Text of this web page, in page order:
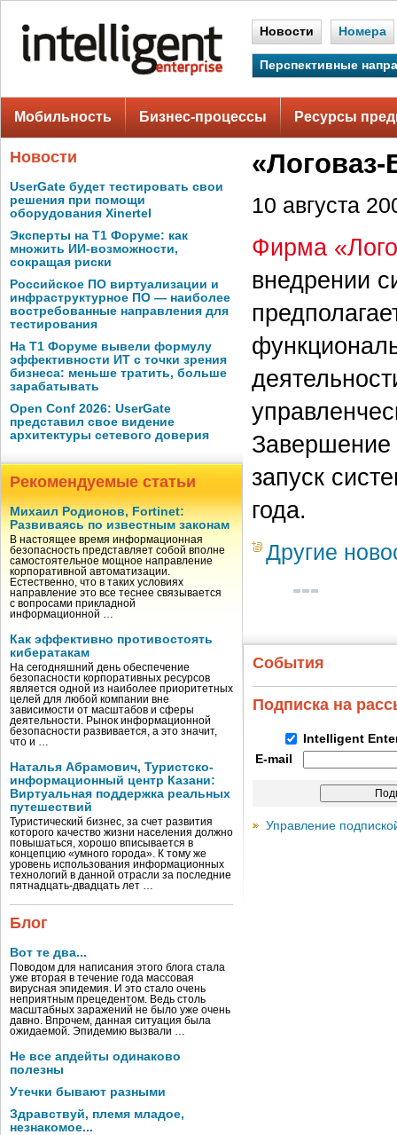
Новости Номера
Перспективные
Мобильность Бизнес-процессы Ресурсы
Новости
UserGate будет тестировать свои
решения при помощи
оборудования Xinertel
Эксперты на Т1 Форуме: как
множить ИИ-возможности,
сокращая риски
Российское ПО виртуализации и
инфраструктурное ПО — наиболее
востребованные направления для
тестирования
На Т1 Форуме вывели формулу
эффективности ИТ с точки зрения
бизнеса: меньше тратить, больше
зарабатывать
Open Conf 2026: UserGate
представил свое видение
архитектуры сетевого доверия
Рекомендуемые статьи
Михаил Родионов, Fortinet:
Развиваясь по известным законам
В настоящее время информационная
безопасность представляет собой вполне
самостоятельное мощное направление
корпоративной автоматизации.
Естественно, что в таких условиях
направление это все теснее связывается
с вопросами прикладной
информационной …
Как эффективно противостоять
кибератакам
На сегодняшний день обеспечение
безопасности корпоративных ресурсов
является одной из наиболее приоритетных
целей для любой компании вне
зависимости от масштабов и сферы
деятельности. Рынок информационной
безопасности развивается, а это значит,
что и …
Наталья Абрамович, Туристско-
информационный центр Казани:
Виртуальная поддержка реальных
путешествий
Туристический бизнес, за счет развития
которого качество жизни населения должно
повышаться, хорошо вписывается в
концепцию «умного города». К тому же
уровень использования информационных
технологий в данной отрасли за последние
пятнадцать-двадцать лет …
Блог
Вот те два...
Поводом для написания этого блога стала
уже вторая в течение года массовая
вирусная эпидемия. И это стало очень
неприятным прецедентом. Ведь столь
масштабных заражений не было уже очень
давно. Впрочем, данная ситуация была
ожидаемой. Эпидемию вызвали …
Не все апдейты одинаково
полезны
Утечки бывают разными
Здравствуй, племя младое,
незнакомое...
10 августа
Фирма
внедрении
Завершение
запуск
года.
Другие
События
Подписка на
Intelligent
E-mail
Управление